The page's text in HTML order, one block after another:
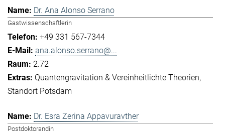
Dr. Ana Alonso Serrano
Gastwissenschaftlerin
+49 331 567-7344
ana.alonso.serrano@...
2.72
Quantengravitation & Vereinheitlichte Theorien
Standort Potsdam
Dr. Esra Zerina Appavuravther
Postdoktorandin